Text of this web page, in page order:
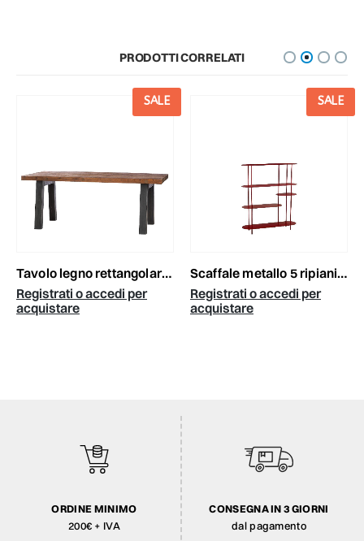
PRODOTTI CORRELATI
SALE
tavolo legno rettangolare 220x100 cm -balok- naturale
Registrati o accedi per
acquistare
SALE
scaffale metallo 5 ripiani 118x31 cm h.139 cm rosso
Registrati o accedi per
acquistare
ORDINE MINIMO
200€ + IVA
CONSEGNA IN 3 GIORNI
dal pagamento